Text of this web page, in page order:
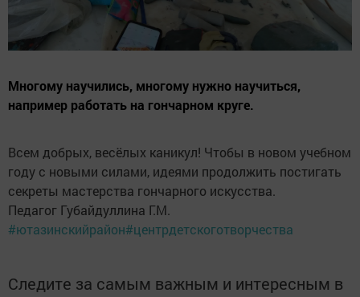
Многому научились, многому нужно научиться,
например работать на гончарном круге.
Всем добрых, весёлых каникул! Чтобы в новом учебном
году с новыми силами, идеями продолжить постигать
секреты мастерства гончарного искусства.
Педагог Губайдуллина Г.М.
#ютазинскийрайон#центрдетскоготворчества
Следите за самым важным и интересным в